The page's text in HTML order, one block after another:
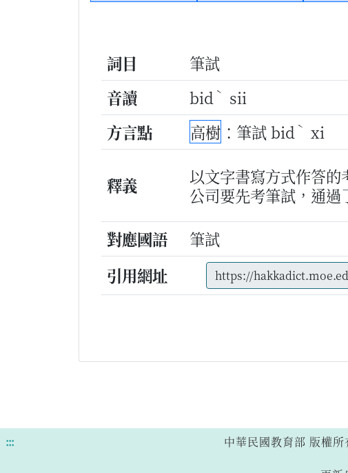
詞目
筆試
音讀
bid ˋ sii
方言點
高樹 ：筆試 bid ˋ xi
釋義 以文字書寫方式作答的
公司要先考筆試，通過
對應國語
筆試
引用網址
:::
中華民國教育部 版